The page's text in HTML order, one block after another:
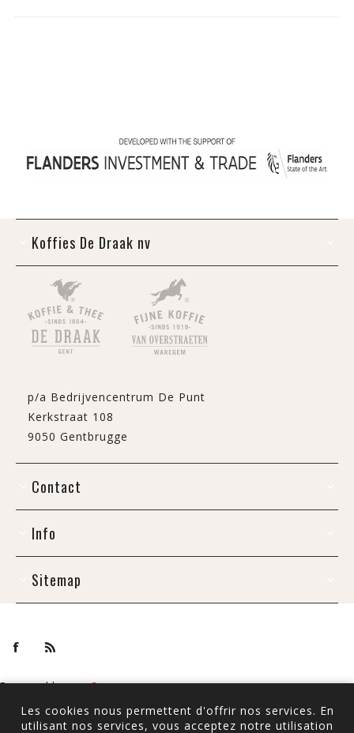
Koffies De Draak nv
p/a Bedrijvencentrum De Punt
Kerkstraat 108
9050 Gentbrugge
Contact
Info
Sitemap
Powered bynopCommerce
Copyright © 2026 De Draak. Tous droits réservés.
Tous les prix sont TTC à l'exception del'expédition
Les cookies nous permettent d'offrir nos services. En
utilisant nos services, vous acceptez notre utilisation